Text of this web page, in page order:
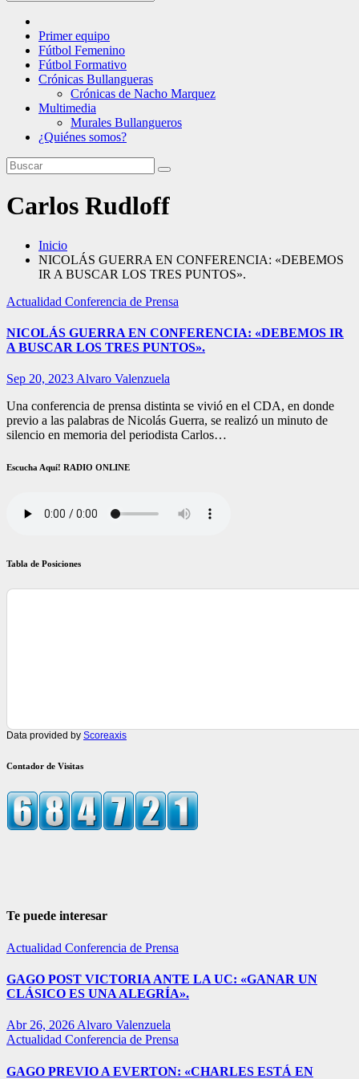
Primer equipo
Fútbol Femenino
Fútbol Formativo
Crónicas Bullangueras
Crónicas de Nacho Marquez
Multimedia
Murales Bullangueros
¿Quiénes somos?
Carlos Rudloff
Inicio
NICOLÁS GUERRA EN CONFERENCIA: «DEBEMOS
IR A BUSCAR LOS TRES PUNTOS».
Actualidad Conferencia de Prensa
NICOLÁS GUERRA EN CONFERENCIA: «DEBEMOS IR
A BUSCAR LOS TRES PUNTOS».
Sep 20, 2023Alvaro Valenzuela
Una conferencia de prensa distinta se vivió en el CDA, en donde
previo a las palabras de Nicolás Guerra, se realizó un minuto de
silencio en memoria del periodista Carlos…
Escucha Aquí! RADIO ONLINE
Tabla de Posiciones
Data provided by Scoreaxis
Contador de Visitas
Te puede interesar
Actualidad Conferencia de Prensa
GAGO POST VICTORIA ANTE LA UC: «GANAR UN
CLÁSICO ES UNA ALEGRÍA».
Abr 26, 2026 Alvaro Valenzuela
Actualidad Conferencia de Prensa
GAGO PREVIO A EVERTON: «CHARLES ESTÁ EN